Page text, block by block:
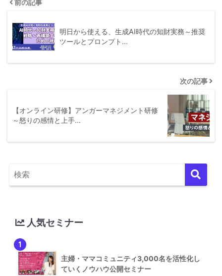
前の記事
明日から使える、生成AI時代の知財実務～推奨
ツールとプロンプト…
次の記事
【オンライン研修】アンガーマネジメント研修
～怒りの感情と上手…
人気セミナー
1
主婦・ママコミュニティ3,000名を活性化し
ていくノウハウ公開セミナー